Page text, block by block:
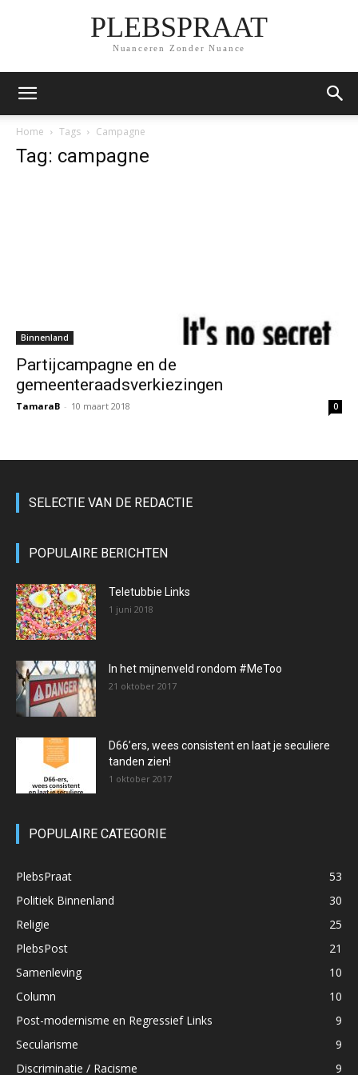
PLEBSPRAAT
Nuanceren Zonder Nuance
Home Tags Campagne
Tag: campagne
Binnenland
Partijcampagne en de
gemeenteraadsverkiezingen
TamaraB - 10 maart 2018 0
SELECTIE VAN DE REDACTIE
POPULAIRE BERICHTEN
Teletubbie Links
1 juni 2018
In het mijnenveld rondom #MeToo
21 oktober 2017
D66’ers, wees consistent en laat je seculiere
tanden zien!
1 oktober 2017
POPULAIRE CATEGORIE
PlebsPraat
53
Politiek Binnenland
30
Religie
25
PlebsPost
21
Samenleving
10
Column
10
Post-modernisme en Regressief Links
9
Secularisme
9
Discriminatie / Racisme
9